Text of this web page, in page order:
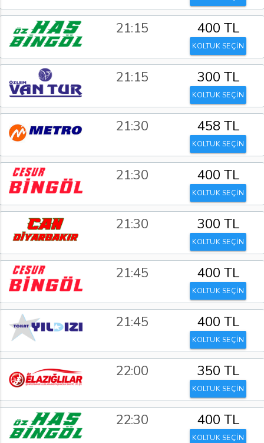
21:15 400 TL
KOLTUK SEÇİN
21:15 300 TL
KOLTUK SEÇİN
21:30 458 TL
KOLTUK SEÇİN
21:30 400 TL
KOLTUK SEÇİN
21:30 300 TL
KOLTUK SEÇİN
21:45 400 TL
KOLTUK SEÇİN
21:45 400 TL
KOLTUK SEÇİN
22:00 350 TL
KOLTUK SEÇİN
22:30 400 TL
KOLTUK SEÇİN